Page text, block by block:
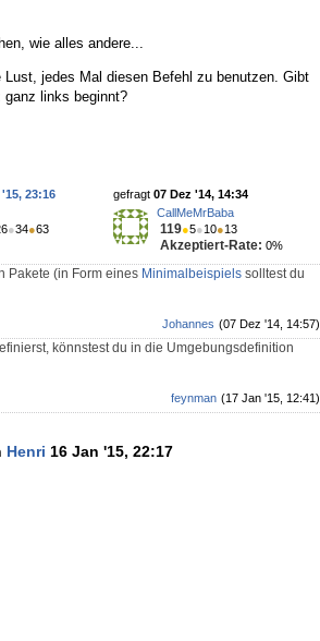
wie alles andere...
jedes Mal diesen Befehl zu benutzen. Gibt
ganz links beginnt?
gefragt 07 Dez '14, 14:34
CallMeMrBaba
119●5●10●13
Akzeptiert-Rate: 0%
23:16
●34●63
Pakete (in Form eines Minimalbeispiels solltest du
(07 Dez '14, 14:57)
Johannes
könnstest du in die Umgebungsdefinition
(17 Jan '15, 12:41)
feynman
Henri 16 Jan '15, 22:17